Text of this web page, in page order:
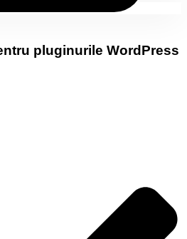
pluginurile WordPress